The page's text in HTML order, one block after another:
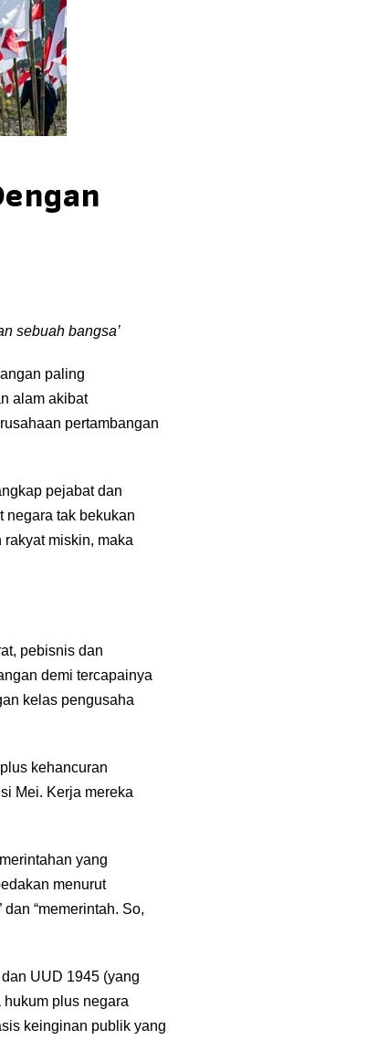
sebuah bangsa’
paling
alam akibat
pertambangan
pejabat dan
negara tak bekukan
miskin, maka
pebisnis dan
demi tercapainya
kelas pengusaha
kehancuran
Mei. Kerja mereka
yang
menurut
“memerintah. So,
UUD 1945 (yang
plus negara
keinginan publik yang